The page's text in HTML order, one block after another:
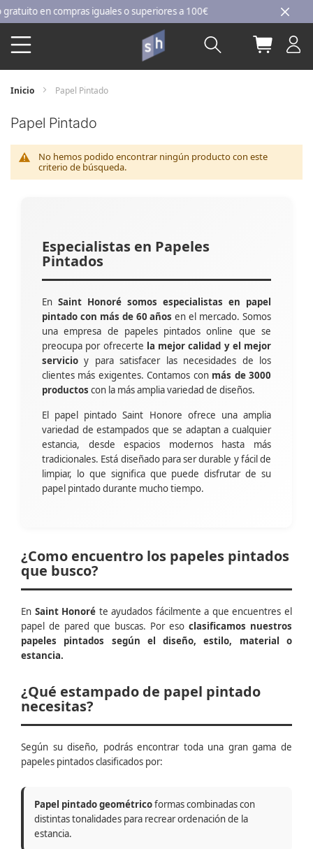
Ir
al
contenido
en compras iguales o superiores a 100€
Buscar Mi
Inicio Papel Pintado
Papel Pintado
No hemos podido encontrar ningún producto con este
criterio de búsqueda.
Especialistas en Papeles
Pintados
En Saint Honoré somos especialistas en papel
pintado con más de 60 años en el mercado. Somos
una empresa de papeles pintados online que se
preocupa por ofrecerte la mejor calidad y el mejor
servicio y para satisfacer las necesidades de los
clientes más exigentes. Contamos con más de 3000
productos con la más amplia variedad de diseños.
El papel pintado Saint Honore ofrece una amplia
variedad de estampados que se adaptan a cualquier
estancia, desde espacios modernos hasta más
tradicionales. Está diseñado para ser durable y fácil de
limpiar, lo que significa que puede disfrutar de su
papel pintado durante mucho tiempo.
¿Como encuentro los papeles pintados
que busco?
En Saint Honoré te ayudados fácilmente a que encuentres el
papel de pared que buscas. Por eso clasificamos nuestros
papeles pintados según el diseño, estilo, material o
estancia.
¿Qué estampado de papel pintado
necesitas?
Según su diseño, podrás encontrar toda una gran gama de
papeles pintados clasificados por:
Papel pintado geométricoformas combinadas con
distintas tonalidades para recrear ordenación de la
estancia.